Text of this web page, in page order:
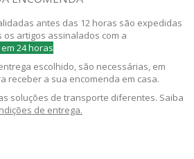
antes das 12 horas são expedidas
artigos assinalados com a
24 horas
escolhido, são necessárias, em
receber a sua encomenda em casa.
soluções de transporte diferentes. Saiba
de entrega.